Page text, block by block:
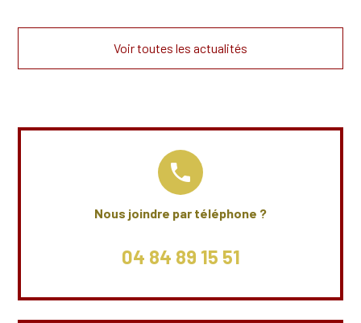
Voir toutes les actualités
phone
Nous joindre par téléphone ?
04 84 89 15 51